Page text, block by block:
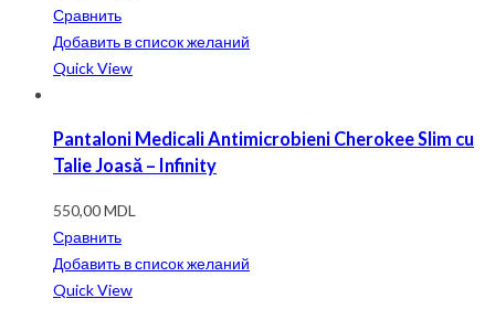
Сравнить
Добавить в список желаний
Quick View
Pantaloni Medicali Antimicrobieni Cherokee Slim cu
Talie Joasă – Infinity
550,00MDL
Сравнить
Добавить в список желаний
Quick View